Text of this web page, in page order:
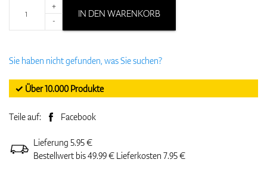
+
-
IN DEN WARENKORB
Sie haben nicht gefunden, was Sie suchen?
✓ Über 10.000 Produkte
Teile auf: Facebook
Lieferung 5.95 €
Bestellwert bis 49.99 € Lieferkosten 7.95 €